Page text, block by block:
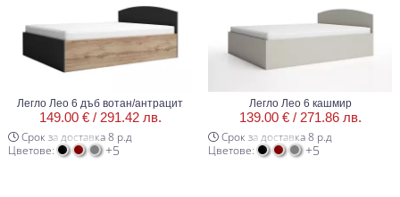
Легло Лео 6 дъб вотан/антрацит
149.00 € / 291.42 лв.
Срок за доставка 8 р.д
Цветове:
+5
Легло Лео 6 кашмир
139.00 € / 271.86 лв.
Срок за доставка 8 р.д
Цветове:
+5